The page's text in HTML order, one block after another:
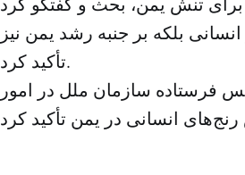
انسانی بلکه بر جنبه رشد یمن نیز
تأکید کرد.
فرستاده سازمان ملل در امور